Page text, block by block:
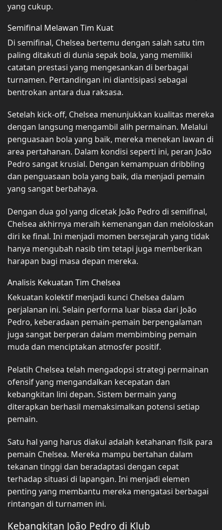
yang cukup.
Semifinal Melawan Tim Kuat
Di semifinal, Chelsea bertemu dengan salah satu tim
paling ditakuti di dunia sepak bola, yang memiliki
catatan prestasi yang mengesankan di berbagai
turnamen. Pertandingan ini diantisipasi sebagai
bentrokan antara dua raksasa.
Setelah kick-off, Chelsea menunjukkan kualitas mereka
dengan langsung mengambil alih permainan. Melalui
penguasaan bola yang baik, mereka menekan lawan di
area pertahanan. Dalam kondisi seperti ini, peran João
Pedro sangat krusial. Dengan kemampuan dribbling
dan penguasaan bola yang baik, dia menjadi pemain
yang sangat berbahaya.
Dengan dua gol yang dicetak João Pedro di semifinal,
Chelsea akhirnya meraih kemenangan dan meloloskan
diri ke final. Ini menjadi momen bersejarah yang tidak
hanya mengubah nasib tim tetapi juga memberikan
harapan bagi masa depan mereka.
Analisis Kekuatan Tim Chelsea
Kekuatan kolektif menjadi kunci Chelsea dalam
perjalanan ini. Selain performa luar biasa dari João
Pedro, keberadaan pemain-pemain berpengalaman
juga sangat berperan dalam membimbing pemain
muda dan menciptakan atmosfer positif.
Pelatih Chelsea telah mengadopsi strategi permainan
ofensif yang mengandalkan kecepatan dan
kebangkitan lini depan. Sistem bermain yang
diterapkan berhasil memaksimalkan potensi setiap
pemain.
Satu hal yang harus diakui adalah ketahanan fisik para
pemain Chelsea. Mereka mampu bertahan dalam
tekanan tinggi dan beradaptasi dengan cepat
terhadap situasi di lapangan. Ini menjadi elemen
penting yang membantu mereka mengatasi berbagai
rintangan di turnamen ini.
Kebangkitan João Pedro di Klub